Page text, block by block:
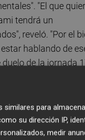
"El que
tendrá un
reveló. "Por el
hablando de
de la jornada
Federación
se dispute en
para
su dirección IP,
medir